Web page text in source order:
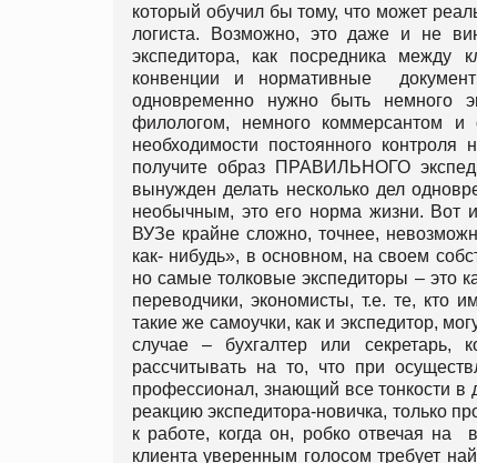
который обучил бы тому, что может
логиста. Возможно, это даже и не
экспедитора, как посредника между
конвенции и нормативные
одновременно нужно быть немного
филологом, немного коммерсантом
необходимости постоянного
получите образ ПРАВИЛЬНОГО
вынужден делать несколько дел
необычным, это его норма жизни. Вот
ВУЗе крайне сложно, точнее,
как- нибудь», в основном, на своем
но самые толковые экспедиторы – это
переводчики, экономисты, т.е. те, кто
такие же самоучки, как и экспедитор,
случае – бухгалтер или секретарь,
рассчитывать на то, что при
профессионал, знающий все тонкости в
реакцию экспедитора-новичка, только
к работе, когда он, робко отвечая на
клиента уверенным голосом требует